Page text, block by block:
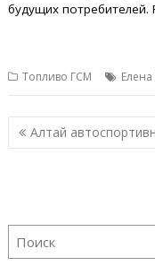
будущих
Топливо ГСМ
Навигация
по
Алтай